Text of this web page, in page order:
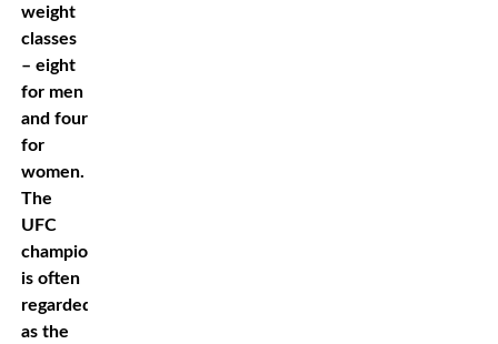
weight
classes
– eight
for men
and four
for
women.
The
UFC
champion
is often
regarded
as the